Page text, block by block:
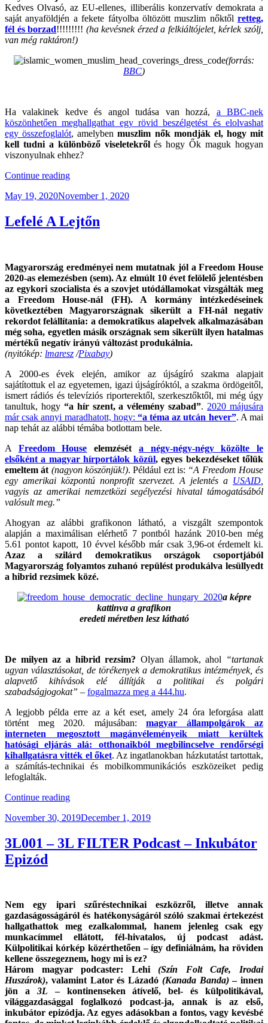
Kedves Olvasó, az EU-ellenes, illiberális konzervatív demokrata a
saját anyaföldjén a fekete fátyolba öltözött muszlim nőktől retteg,
fél és borzad!!!!!!!!! (ha kevésnek érzed a felkiáltójelet, kérlek szólj,
van még raktáron!)
(forrás:
BBC)
Ha valakinek kedve és angol tudása van hozzá, a BBC-nek
köszönhetően meghallgathat egy rövid beszélgetést és elolvashat
egy összefoglalót, amelybenmuszlim nők mondják el, hogy mit
kell tudni a különböző viseletekrőlés hogy Ők maguk hogyan
viszonyulnak ehhez?
Continue reading“Agyarország
Posted
May 19, 2020November 1, 2020
Lefelé A Lejtőn
Magyarország eredményei nem mutatnak jól a Freedom House
2020-as elemezésben (sem). Az elmúlt 10 évet felölelő jelentésben
az egykori szocialista és a szovjet utódállamokat vizsgálták meg
a Freedom House-nál (FH). A kormány intézkedéseinek
következtében Magyarországnak sikerült a FH-nál negatív
rekordot felállítania: a demokratikus alapelvek alkalmazásában
még soha, egyetlen másik országnak sem sikerült ilyen hatalmas
mértékű negatív irányú változást produkálnia.
(nyitókép: lmaresz /Pixabay)
A 2000-es évek elején, amikor az újságíró szakma alapjait
sajátítottuk el az egyetemen, igazi újságíróktól, a szakma ördögeitől,
ismert rádiós és televíziós riporterektől, szerkesztőktől, mi még úgy
tanultuk, hogy “a hír szent, a vélemény szabad”. 2020 májusára
már csak annyi maradhatott, hogy: “a téma az utcán hever”. A mai
nap tehát az alábbi témába botlottam bele.
A Freedom House elemzését a négy-négy-négy közölte le
elsőként a magyar hírportálok közül, egyes bekezdéseket tőlük
emeltem át (nagyon köszönjük!). Például ezt is: “A Freedom House
egy amerikai központú nonprofit szervezet. A jelentés a USAID
vagyis az amerikai nemzetközi segélyezési hivatal támogatásából
valósult meg.”
Ahogyan az alábbi grafikonon látható, a viszgált szempontok
alapján a maximálisan elérhető 7 pontból hazánk 2010-ben még
5.61 pontot kapott, 10 évvel később már csak 3,96-ot érdemelt ki.
Azaz a szilárd demokratikus országok csoportjából
Magyarország folyamtos zuhanó repülést produkálva lesüllyedt
a hibrid rezsimek közé.
a képre
kattinva a grafikon
eredeti méretben lesz látható
De milyen az a hibrid rezsim? Olyan államok, ahol
“tartanak
ugyan választásokat, de törékenyek a demokratikus intézmények, és
alapvető kihívások elé állítják a politikai és polgári
szabadságjogokat” – fogalmazza meg a 444.hu.
A legjobb példa erre az a két eset, amely 24 óra leforgása alatt
történt meg 2020. májusában: magyar állampolgárok az
interneten megosztott magánvéleményeik miatt kerültek
hatósági eljárás alá: otthonaikból megbilincselve rendőrségi
kihallgatásra vitték el őket. Az ingatlanokban házkutatást tartottak,
a számítás-technikai és mobilkommunikációs eszközeiket pedig
lefoglalták.
Continue reading“Lefelé
Lejtőn”
Posted
November 30, 2019December 1, 2019
3L001 – 3L FILTER Podcast – Inkubátor
Epizód
Nem egy ipari szűréstechnikai eszközről, illetve annak
gazdaságosságáról és hatékonyságáról szóló szakmai értekezést
hallgathattok meg ezalkalommal, hanem jelenleg csak egy
munkacímmel ellátott, fél-hivatalos, új podcast adást.
Külpolitikai kórkép közérthetően – így definiálnám, ha röviden
kellene összegeznem, hogy mi is ez?
Három magyar podcaster: Lehi(Szín Folt Cafe, Irodai
Huszárok), valamint Lator és Lázadó (Kanada Banda) – innen
jön a 3L – kontinenseken átívelő, bel- és külpolitikával,
világgazdasággal foglalkozó podcast-ja, annak is az első,
inkubátor epizódja.Az egyes adásokban a fontos, vagy kevésbé